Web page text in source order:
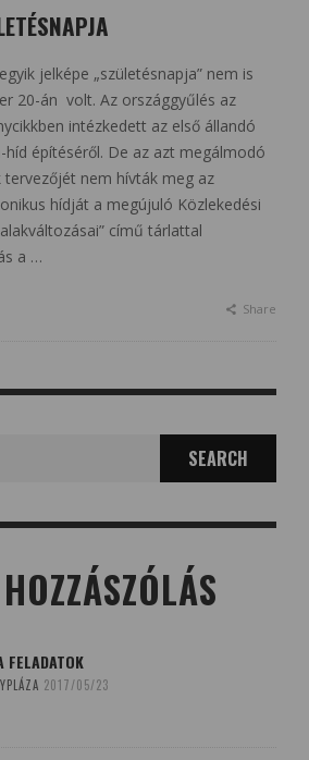
jelképe „születésnapja” nem is
20-án volt. Az országgyűlés az
intézkedett az első állandó
híd építéséről. De az azt megálmodó
tervezőjét nem hívták meg az
hídját a megújuló Közlekedési
című tárlattal
a …
Share
FELADATOK
2017/05/23